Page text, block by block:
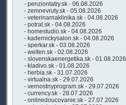
- penziontatry.sk - 06.08.2026
- zemnevruty.sk - 05.08.2026
- veterinarnaklinika.sk - 04.08.2026
- potrat.sk - 04.08.2026
- homestudio.sk - 04.08.2026
- kadernickysalon.sk - 04.08.2026
- sperkar.sk - 03.08.2026
- welten.sk - 02.08.2026
- slovenskaenergetika.sk - 01.08.2026
- kladivo.sk - 01.08.2026
- herbia.sk - 31.07.2026
- virtualna.sk - 29.07.2026
- vernostnyprogram.sk - 29.07.2026
- currency.sk - 28.07.2026
- onlinedoucovanie.sk - 27.07.2026